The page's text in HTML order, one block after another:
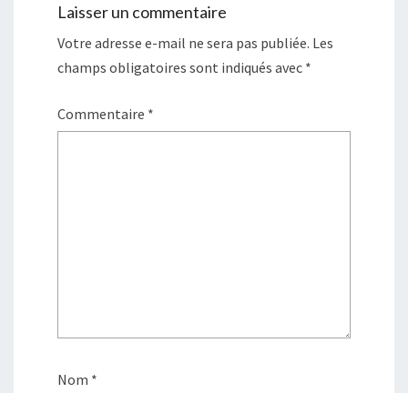
Laisser un commentaire
Votre adresse e-mail ne sera pas publiée. Les
champs obligatoires sont indiqués avec *
Commentaire *
Nom *